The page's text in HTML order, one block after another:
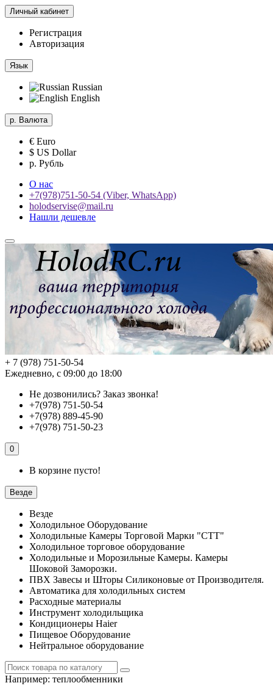
Личный кабинет
Регистрация
Авторизация
Язык
Russian
English
р. Валюта
€ Euro
$ US Dollar
р. Рубль
О нас
+7(978)751-50-54 (Viber, WhatsApp)
holodservise@mail.ru
Нашли дешевле
+ 7 (978) 751-50-54
Ежедневно, с 09:00 до 18:00
Не дозвонились? Заказ звонка!
+7(978) 751-50-54
+7(978) 889-45-90
+7(978) 751-50-23
0
В корзине пусто!
Везде
Везде
Холодильное Оборудование
Холодильные Камеры Торговой Марки "СТТ"
Холодильное торговое оборудование
Холодильные и Морозильные Камеры. Камеры
Шоковой Заморозки.
ПВХ Завесы и Шторы Силиконовые от Производителя.
Автоматика для холодильных систем
Расходные материалы
Инструмент холодильщика
Кондиционеры Haier
Пищевое Оборудование
Нейтральное оборудование
Например: теплообменники